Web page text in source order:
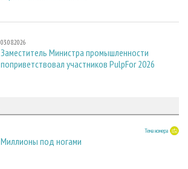
03.08.2026
Заместитель Министра промышленности
поприветствовал участников PulpFor 2026
Тема номера
Миллионы под ногами